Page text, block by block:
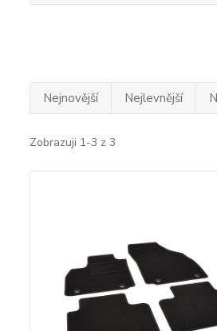
Nejnovější Nejlevnější
Zobrazuji 1-3 z 3